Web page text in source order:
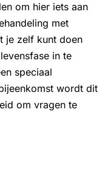
om hier iets aan
met
je zelf kunt doen
in te
speciaal
wordt dit
om vragen te